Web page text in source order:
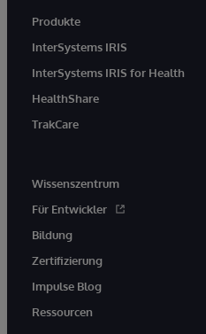
Produkte
InterSystems IRIS
InterSystems IRIS for Health
HealthShare
TrakCare
Wissenszentrum
Für Entwickler
Bildung
Zertifizierung
Impulse Blog
Ressourcen